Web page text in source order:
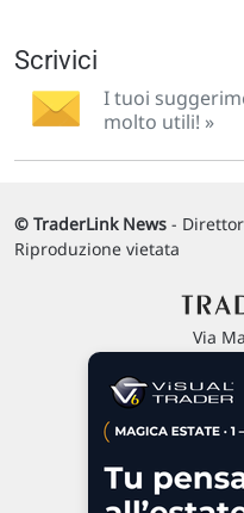
Scrivici
I tuoi
molto utili! »
© TraderLink News -
Riproduzione vietata
Via
P.IVA